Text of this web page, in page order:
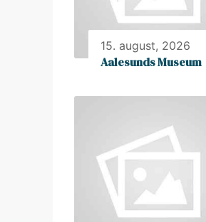
15. august, 2026
Aalesunds Museum